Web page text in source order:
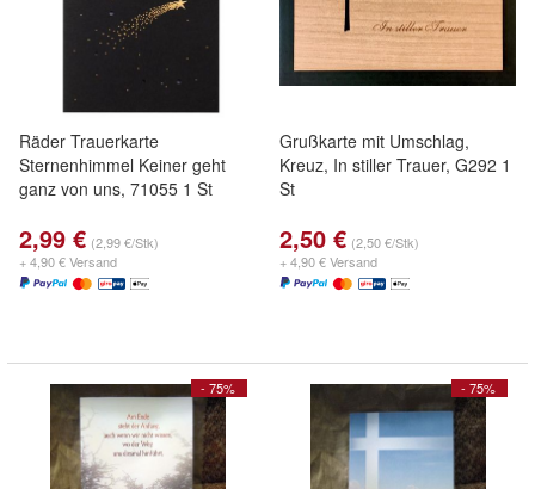
Räder Trauerkarte
Sternenhimmel Keiner geht
ganz von uns, 71055 1 St
2,99 € (2,99 €/Stk)
+ 4,90 € Versand
Grußkarte mit Umschlag,
Kreuz, In stiller Trauer, G292 1
St
2,50 € (2,50 €/Stk)
+ 4,90 € Versand
- 75% - 75%